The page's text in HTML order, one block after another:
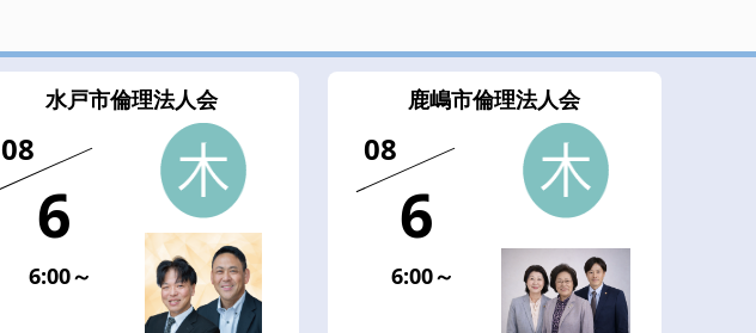
水戸市倫理法人会
08
6
6:00～
鹿嶋市倫理法人会
08
6
6:00～